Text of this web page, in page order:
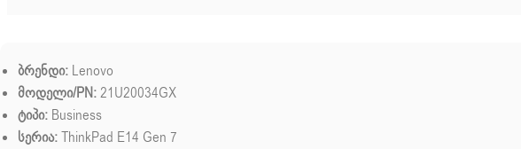
ბრენდი: Lenovo
მოდელი/PN:21U20034GX
ტიპი: Business
სერია:ThinkPad E14 Gen 7